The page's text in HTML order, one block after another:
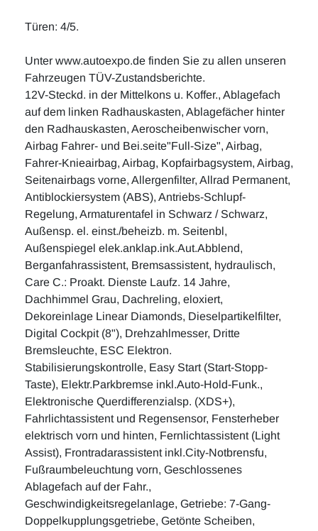
Türen: 4/5.
Unter www.autoexpo.de finden Sie zu allen unseren
Fahrzeugen TÜV-Zustandsberichte.
12V-Steckd. in der Mittelkons u. Koffer., Ablagefach
auf dem linken Radhauskasten, Ablagefächer hinter
den Radhauskasten, Aeroscheibenwischer vorn,
Airbag Fahrer- und Bei.seite"Full-Size", Airbag,
Fahrer-Knieairbag, Airbag, Kopfairbagsystem, Airbag,
Seitenairbags vorne, Allergenfilter, Allrad Permanent,
Antiblockiersystem (ABS), Antriebs-Schlupf-
Regelung, Armaturentafel in Schwarz / Schwarz,
Außensp. el. einst./beheizb. m. Seitenbl,
Außenspiegel elek.anklap.ink.Aut.Abblend,
Berganfahrassistent, Bremsassistent, hydraulisch,
Care C.: Proakt. Dienste Laufz. 14 Jahre,
Dachhimmel Grau, Dachreling, eloxiert,
Dekoreinlage Linear Diamonds, Dieselpartikelfilter,
Digital Cockpit (8"), Drehzahlmesser, Dritte
Bremsleuchte, ESC Elektron.
Stabilisierungskontrolle, Easy Start (Start-Stopp-
Taste), Elektr.Parkbremse inkl.Auto-Hold-Funk.,
Elektronische Querdifferenzialsp. (XDS+),
Fahrlichtassistent und Regensensor, Fensterheber
elektrisch vorn und hinten, Fernlichtassistent (Light
Assist), Frontradarassistent inkl.City-Notbrensfu,
Fußraumbeleuchtung vorn, Geschlossenes
Ablagefach auf der Fahr.,
Geschwindigkeitsregelanlage, Getriebe: 7-Gang-
Doppelkupplungsgetriebe, Getönte Scheiben,